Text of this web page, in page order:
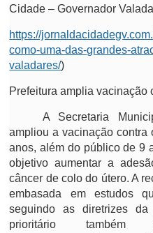
Cidade – Governador
https://
como-uma-das-grandes-
valadares/)
Prefeitura amplia vacinação
A Secretaria
ampliou a vacinação
anos, além do público de 9
objetivo aumentar a
câncer de colo do útero. A
embasada em estudos
seguindo as diretrizes
prioritário